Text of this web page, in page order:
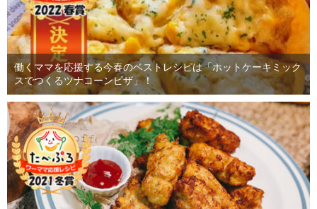
働くママを応援する今春のベストレシピは「ホットケーキミック
スでつくるツナコーンピザ」！